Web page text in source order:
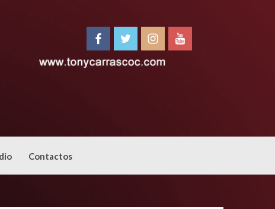
Contactos